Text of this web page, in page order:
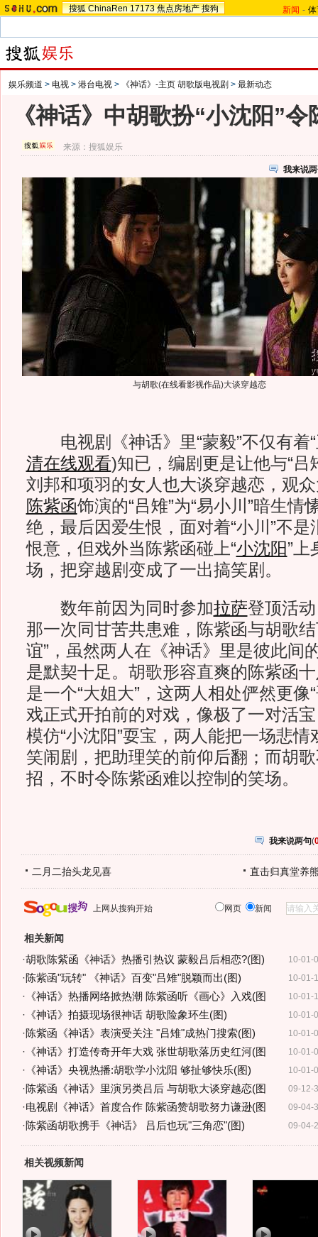
搜狐 ChinaRen 17173 焦点房地产 搜狗 新闻 -
娱乐频道 > 电视 > 港台电视 > 《神话》-主页 胡歌版电视剧 > 最新动态
《神话》中胡歌扮“小沈阳”
来源：搜狐娱乐
我来说
与胡歌(在线看影视作品)大谈穿越恋
电视剧《神话》里“蒙毅”不仅有着“
清在线观看)知已，编剧更是让他与“吕
刘邦和项羽的女人也大谈穿越恋，观
陈紫函饰演的“吕雉”为“易小川”暗生情
绝，最后因爱生恨，面对着“小川”不
恨意，但戏外当陈紫函碰上“小沈阳”上
场，把穿越剧变成了一出搞笑剧。
数年前因为同时参加拉萨登顶活
那一次同甘苦共患难，陈紫函与胡歌
谊”，虽然两人在《神话》里是彼此间
是默契十足。胡歌形容直爽的陈紫函
是一个“大姐大”，这两人相处俨然更像
戏正式开拍前的对戏，像极了一对活
模仿“小沈阳”耍宝，两人能把一场悲
笑闹剧，把助理笑的前仰后翻；而胡
招，不时令陈紫函难以控制的笑场。
我来说两句(
二月二抬头龙见喜 直击归真堂养
上网从搜狗开始 网页 新闻
相关新闻
10-01-
·胡歌陈紫函《神话》热播引热议 蒙毅吕后相恋?(图)
10-01-
·陈紫函"玩转" 《神话》百变"吕雉"脱颖而出(图)
10-01-
· 《神话》热播网络掀热潮 陈紫函听《画心》入戏(图
10-01-
· 《神话》拍摄现场很神话 胡歌险象环生(图)
10-01-
·陈紫函《神话》表演受关注 "吕雉"成热门搜索(图)
10-01-
· 《神话》打造传奇开年大戏 张世胡歌落历史红河(图
10-01-
· 《神话》央视热播:胡歌学小沈阳 够扯够快乐(图)
09-12-
·陈紫函《神话》里演另类吕后 与胡歌大谈穿越恋(图
09-04-
·电视剧《神话》首度合作 陈紫函赞胡歌努力谦逊(图
09-04-
·陈紫函胡歌携手《神话》 吕后也玩"三角恋"(图)
相关视频新闻